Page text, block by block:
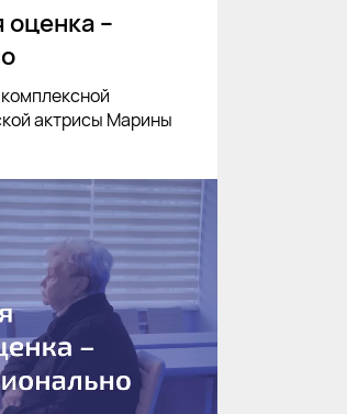
оценка –
актрисы Марины